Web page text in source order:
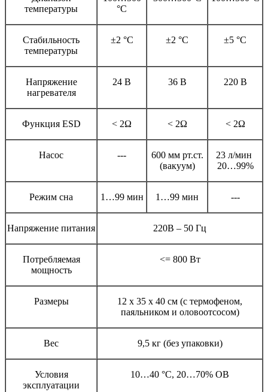
температуры
°С
Стабильность
температуры
±2 °С ±2 °С ±5 °С
Напряжение
нагревателя
24 В 36 В 220 В
Функция ESD < 2Ω < 2Ω < 2Ω
Насос ---
600 мм рт.ст.
(вакуум)
23 л/мин
20…99%
Режим сна 1…99 мин 1…99 мин ---
Напряжение питания 220В – 50 Гц
Потребляемая
мощность
<= 800 Вт
Размеры
12 х 35 х 40 см (с термофеном,
паяльником и оловоотсосом)
Вес 9,5 кг (без упаковки)
Условия
эксплуатации
10…40 °С, 20…70% ОВ